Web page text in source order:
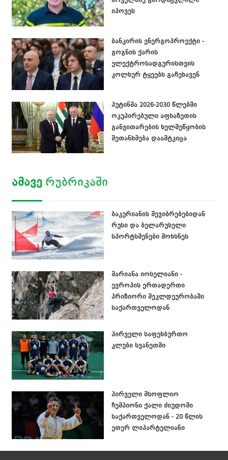
იპოვეს
ბანკირის ენერგოპროექტი -
გოგნის ქარის
ელექტროსადგურისთვის
კოლხურ ტყეებს გაჩეხავენ
პუტინმა 2026-2030 წლებში
ოკუპირებული აფხაზეთის
განვითარების ხელშეწყობის
შეთანხმება დაამტკიცა
ᲐᲛᲐᲕᲔ ᲠᲣᲑᲠᲘᲙᲐᲨᲘ
ბაკურიანის შეჯიბრებებიდან
რუსი და ბელარუსელი
სპორტსმენები მოხსნეს
მარიანა იოსელიანი -
ევროპის ერთადერთი
პრიზიორი მეკლდეურობაში
საქართველოდან
პირველი საფეხბურთო
კლუბი სვანეთში
პირველი მსოფლიო
ჩემპიონი ქალი ძიუდოში
საქართველოდან - 20 წლის
ეთერ ლიპარტელიანი